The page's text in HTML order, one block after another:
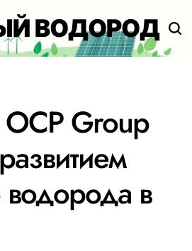
ВОДОРОД
Group
водорода в